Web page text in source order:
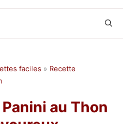
faciles » Recette
au Thon